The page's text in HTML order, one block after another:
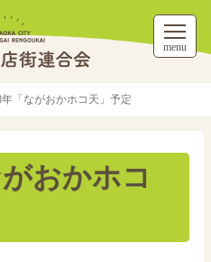
menu
「ながおかホコ天」予定
おかホコ